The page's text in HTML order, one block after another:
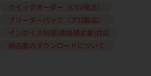
クイックオーダー（CSV発注）
ブリーダーパック（プロ製品）
インボイス制度(適格請求書)対応
納品書のダウンロードについて